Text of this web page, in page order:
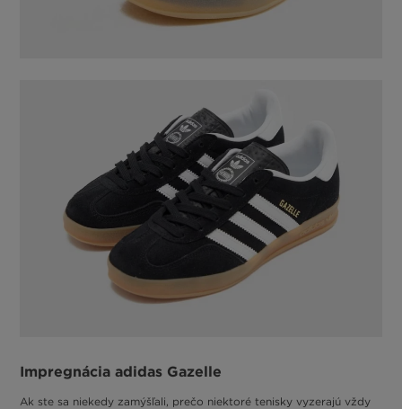
Impregnácia adidas Gazelle
Ak ste sa niekedy zamýšľali, prečo niektoré tenisky vyzerajú vždy